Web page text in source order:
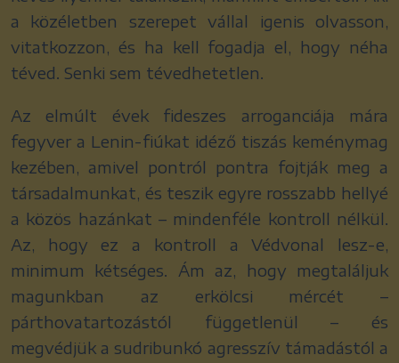
a közéletben szerepet vállal igenis olvasson,
vitatkozzon, és ha kell fogadja el, hogy néha
téved. Senki sem tévedhetetlen.
Az elmúlt évek fideszes arroganciája mára
fegyver a Lenin-fiúkat idéző tiszás keménymag
kezében, amivel pontról pontra fojtják meg a
társadalmunkat, és teszik egyre rosszabb hellyé
a közös hazánkat – mindenféle kontroll nélkül.
Az, hogy ez a kontroll a Védvonal lesz-e,
minimum kétséges. Ám az, hogy megtaláljuk
magunkban az erkölcsi mércét –
párthovatartozástól függetlenül – és
megvédjük a sudribunkó agresszív támadástól a